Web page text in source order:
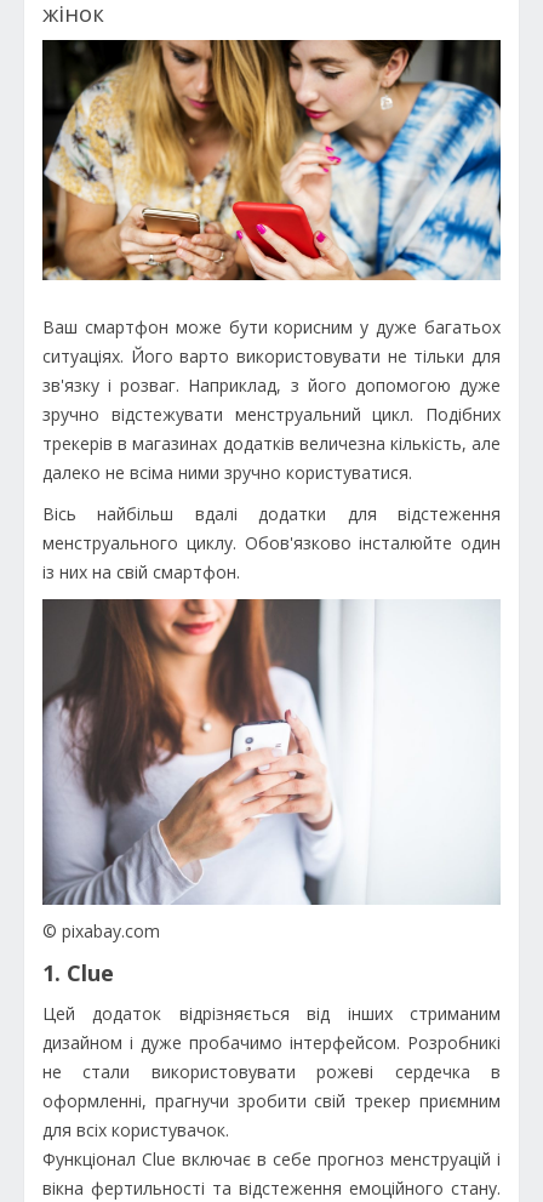
жінок
Ваш смартфон може бути корисним у дуже багатьох
ситуаціях. Його варто використовувати не тільки для
зв'язку і розваг. Наприклад, з його допомогою дуже
зручно відстежувати менструальний цикл. Подібних
трекерів в магазинах додатків величезна кількість, але
далеко не всіма ними зручно користуватися.
Вісь найбільш вдалі додатки для відстеження
менструального циклу. Обов'язково інсталюйте один
із них на свій смартфон.
© pixabay.com
1. Clue
Цей додаток відрізняється від інших стриманим
дизайном і дуже пробачимо інтерфейсом. Розробникі
не стали використовувати рожеві сердечка в
оформленні, прагнучи зробити свій трекер приємним
для всіх користувачок.
Функціонал Clue включає в себе прогноз менструацій і
вікна фертильності та відстеження емоційного стану.